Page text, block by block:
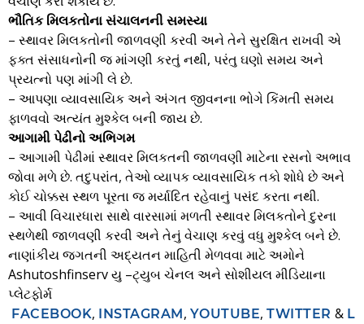
ભૌતિક મિલકતોના સંચાલનની સમસ્યા
– સ્થાવર મિલકતોની જાળવણી કરવી અને તેને સુરક્ષિત રાખવી એ
ફક્ત સંસાધનોની જ માંગણી કરતું નથી, પરંતુ ઘણો સમય અને
પ્રયત્નો પણ માંગી લે છે.
– આપણા વ્યાવસાયિક અને અંગત જીવનના ભોગે કિંમતી સમય
ફાળવવો અત્યંત મુશ્કેલ બની જાય છે.
આગામી પેઢીનો અભિગમ
– આગામી પેઢીમાં સ્થાવર મિલકતની જાળવણી માટેના રસનો અભાવ
જોવા મળે છે. તદુપરાંત, તેઓ વ્યાપક વ્યાવસાયિક તકો શોધે છે અને
કોઈ ચોક્કસ સ્થળ પૂરતા જ મર્યાદિત રહેવાનું પસંદ કરતા નથી.
– આવી વિચારધારા સાથે વારસામાં મળતી સ્થાવર મિલકતોને દુરના
સ્થળેથી જાળવણી કરવી અને તેનું વેચાણ કરવું વધુ મુશ્કેલ બને છે.
નાણાંકીય જગતની અદ્યતન માહિતી મેળવવા માટે અમોને
Ashutoshfinserv યુ –ટ્યુબ ચેનલ અને સોશીયલ મીડિયાના
પ્લેટફોર્મ
FACEBOOK, INSTAGRAM, YOUTUBE, TWITTER & L